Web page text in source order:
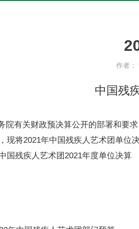
作者：
中国残
院有关财政预决算公开的部署和要
现将2021年中国残疾人艺术团单位
国残疾人艺术团2021年度单位决算